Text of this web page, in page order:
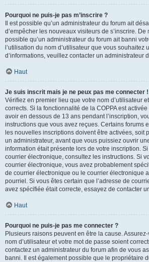
Pourquoi ne puis-je pas m’inscrire ?
Il est possible qu’un administrateur du forum ait
d’empêcher les nouveaux visiteurs de s’inscrire.
possible qu’un administrateur du forum ait banni
l’utilisation du nom d’utilisateur que vous souhaitez
d’informations, veuillez contacter un administrateur
Haut
Je suis inscrit mais je ne peux pas me connecter !
Vérifiez en premier lieu que votre nom d’utilisateur
corrects. Si la fonctionnalité de la COPPA est
avoir en dessous de 13 ans pendant l’inscription,
instructions que vous avez reçues. Certains forums
les nouvelles inscriptions doivent être activées, soit
un administrateur, avant que vous puissiez ouvrir
information était présente lors de votre inscription.
courrier électronique, consultez les instructions. Si
courrier électronique, vous avez probablement
de courrier électronique ou le courrier électronique
pourriel. Si vous êtes certain que l’adresse de
avez spécifiée était correcte, essayez de contacter
Haut
Pourquoi ne puis-je pas me connecter ?
Plusieurs raisons peuvent en être la cause.
nom d’utilisateur et votre mot de passe soient
contactez un administrateur du forum afin de vous
banni. Il est également possible que le propriétaire